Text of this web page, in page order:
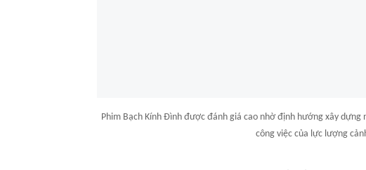
Phim Bạch Kính Đình được đánh giá cao nhờ định hướng xây
công việc của lực lượng